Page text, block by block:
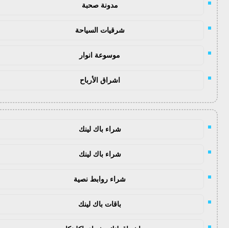
مدونة صحبة
شرقيات السياحة
موسوعة انوار
اشراق الأرباح
شراء باك لينك
شراء باك لينك
شراء روابط نصية
باقات باك لينك